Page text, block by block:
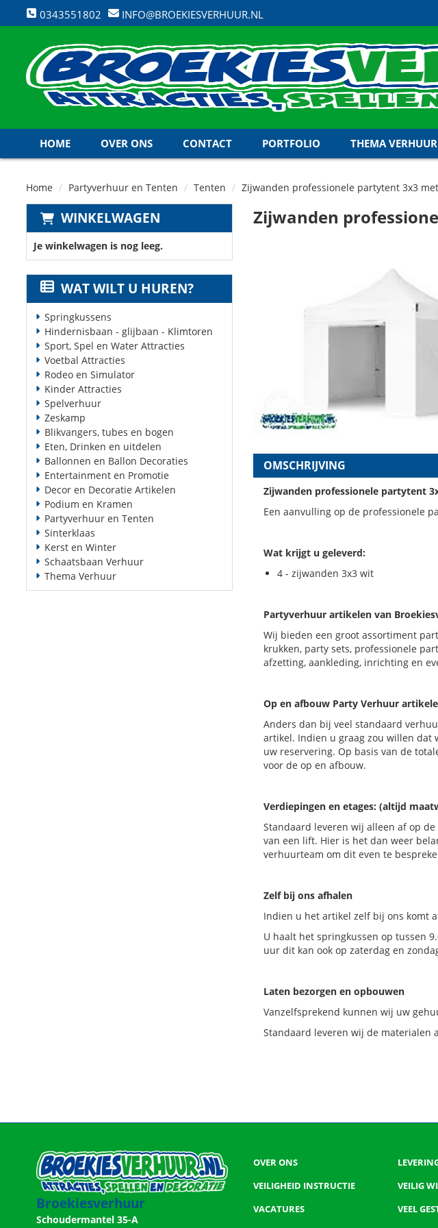
0343551802 INFO@BROEKIESVERHUUR.NL
HOME OVER ONS CONTACT PORTFOLIO THEMA VERHUUR
Home Partyverhuur en Tenten Tenten Zijwanden professionele partytent 3x3
WINKELWAGEN
Je winkelwagen is nog leeg.
WAT WILT U HUREN?
Springkussens
Hindernisbaan - glijbaan - Klimtoren
Sport, Spel en Water Attracties
Voetbal Attracties
Rodeo en Simulator
Kinder Attracties
Spelverhuur
Zeskamp
Blikvangers, tubes en bogen
Eten, Drinken en uitdelen
Ballonnen en Ballon Decoraties
Entertainment en Promotie
Decor en Decoratie Artikelen
Podium en Kramen
Partyverhuur en Tenten
Sinterklaas
Kerst en Winter
Schaatsbaan Verhuur
Thema Verhuur
Zijwanden
OMSCHRIJVING
Zijwanden professionele partytent
Een aanvulling op de professionele
Wat krijgt u geleverd:
4 - zijwanden 3x3 wit
Partyverhuur artikelen van
Wij bieden een groot assortiment
krukken, party sets, professionele
afzetting, aankleding, inrichting en
Op en afbouw Party Verhuur
Anders dan bij veel standaard
artikel. Indien u graag zou willen dat
uw reservering. Op basis van de
voor de op en afbouw.
Verdiepingen en etages: (altijd
Standaard leveren wij alleen af op
van een lift. Hier is het dan weer
verhuurteam om dit even te
Zelf bij ons afhalen
Indien u het artikel zelf bij ons komt
U haalt het springkussen op tussen
uur dit kan ook op zaterdag en
Laten bezorgen en opbouwen
Vanzelfsprekend kunnen wij uw
Standaard leveren wij de materialen
Broekiesverhuur
Schoudermantel 35-A
OVER ONS
VEILIGHEID INSTRUCTIE
VACATURES
VEILIG
VEEL